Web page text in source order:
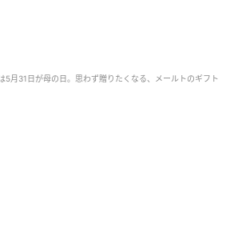
のパティスリーは6名用と1名用の
本で母の日をお祝いしそびれた人
5月31日が母の日。思わず贈りたくなる、メールトのギフト